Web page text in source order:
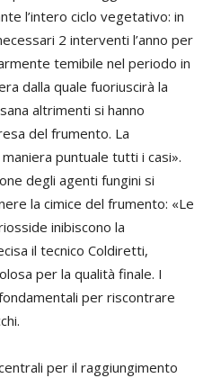
l’intero ciclo vegetativo: in
2 interventi l’anno per
temibile nel periodo in
dalla quale fuoriuscirà la
altrimenti si hanno
del frumento. La
puntuale tutti i casi».
degli agenti fungini si
la cimice del frumento: «Le
inibiscono la
il tecnico Coldiretti,
per la qualità finale. I
per riscontrare
per il raggiungimento